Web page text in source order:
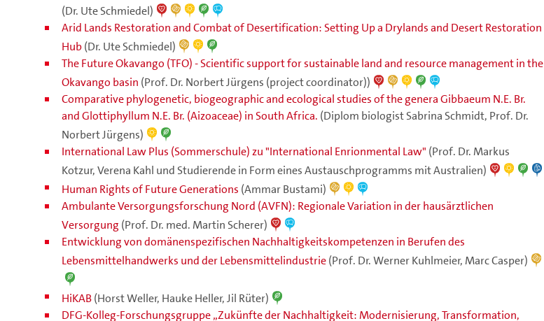
(Dr. Ute Schmiedel)
Arid Lands Restoration and Combat of Desertification: Setting Up a Drylands and Desert Restoration
Hub(Dr. Ute Schmiedel)
The Future Okavango (TFO) - Scientific support for sustainable land and resource management in the
Okavango basin (Prof. Dr. Norbert Jürgens (project coordinator))
Comparative phylogenetic, biogeographic and ecological studies of the genera Gibbaeum N.E. Br.
and Glottiphyllum N.E. Br. (Aizoaceae) in South Africa. (Diplom biologist Sabrina Schmidt, Prof. Dr.
Norbert Jürgens)
International Law Plus (Sommerschule) zu "International Enrionmental Law" (Prof. Dr. Markus
Kotzur, Verena Kahl und Studierende in Form eines Austauschprogramms mit Australien)
Human Rights of Future Generations (Ammar Bustami)
Ambulante Versorgungsforschung Nord (AVFN): Regionale Variation in der hausärztlichen
Versorgung (Prof. Dr. med. Martin Scherer)
Entwicklung von domänenspezifischen Nachhaltigkeitskompetenzen in Berufen des
Lebensmittelhandwerks und der Lebensmittelindustrie(Prof. Dr. Werner Kuhlmeier, Marc Casper)
HiKAB(Horst Weller, Hauke Heller, Jil Rüter)
DFG-Kolleg-Forschungsgruppe „Zukünfte der Nachhaltigkeit: Modernisierung, Transformation,